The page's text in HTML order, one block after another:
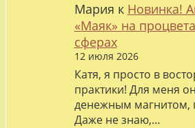
Мария к Новинка!
«Маяк» на
сферах
12 июля 2026
Катя, я просто в
практики! Для меня
денежным магнитом,
Даже не знаю,…